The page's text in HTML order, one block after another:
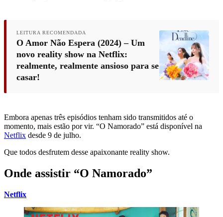
LEITURA RECOMENDADA
O Amor Não Espera (2024) – Um
novo reality show na Netflix:
realmente, realmente ansioso para se
casar!
Embora apenas três episódios tenham sido transmitidos até o
momento, mais estão por vir. “O Namorado” está disponível na
Netflix desde 9 de julho.
Que todos desfrutem desse apaixonante reality show.
Onde assistir “O Namorado”
Netflix